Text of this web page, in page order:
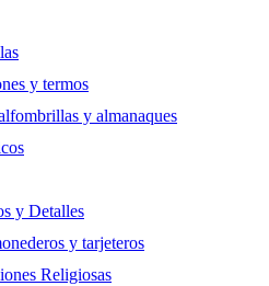
y termos
y almanaques
y Detalles
y tarjeteros
Religiosas